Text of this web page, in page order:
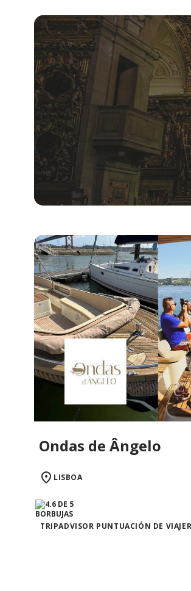
Ondas de Ângelo
LISBOA
TRIPADVISOR PUNTUACIÓN DE